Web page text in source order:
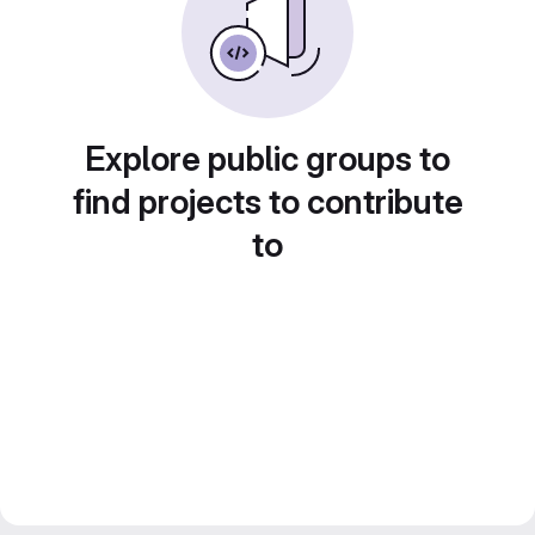
Explore public groups to
find projects to contribute
to